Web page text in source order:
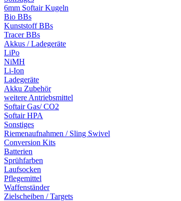
6mm Softair Kugeln
Bio BBs
Kunststoff BBs
Tracer BBs
Akkus / Ladegeräte
LiPo
NiMH
Li-Ion
Ladegeräte
Akku Zubehör
weitere Antriebsmittel
Softair Gas/ CO2
Softair HPA
Sonstiges
Riemenaufnahmen / Sling Swivel
Conversion Kits
Batterien
Sprühfarben
Laufsocken
Pflegemittel
Waffenständer
Zielscheiben / Targets